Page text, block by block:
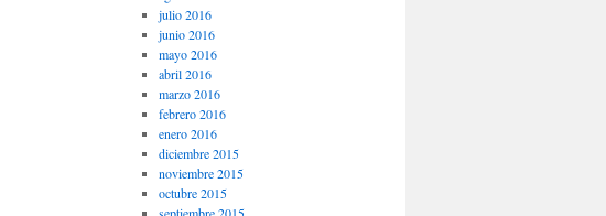
julio 2016
junio 2016
mayo 2016
abril 2016
marzo 2016
febrero 2016
enero 2016
diciembre 2015
noviembre 2015
octubre 2015